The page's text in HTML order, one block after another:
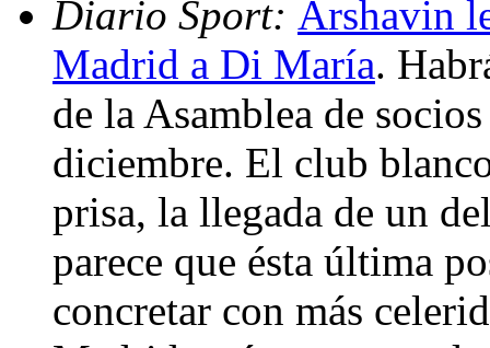
Diario Sport: Arshavin
Madrid a Di María.
de la Asamblea de
diciembre. El club
prisa, la llegada de un
parece que ésta última
concretar con más